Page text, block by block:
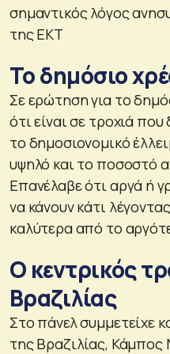
σημαντικός λόγος
της ΕΚΤ
Το δημόσιο
Σε ερώτηση για το
ότι είναι σε τροχιά
το δημοσιονομικό
υψηλό και το ποσοστό
Επανέλαβε ότι αργά ή
να κάνουν κάτι
καλύτερα από το
Ο κεντρικός
Βραζιλίας
Στο πάνελ συμμετείχε
της Βραζιλίας, Κάμπος